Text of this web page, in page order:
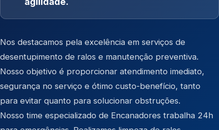
Nos destacamos pela excelência em serviços de
desentupimento de ralos e manutenção preventiva.
Nosso objetivo é proporcionar atendimento imediato,
segurança no serviço e ótimo custo-benefício, tanto
para evitar quanto para solucionar obstruções.
Nosso time especializado de Encanadores trabalha 24h